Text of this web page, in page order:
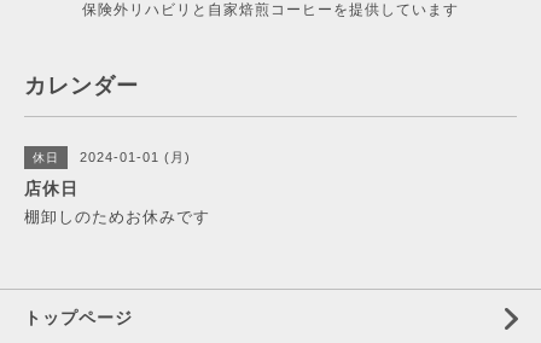
保険外リハビリと自家焙煎コーヒーを提供しています
カレンダー
休日 2024-01-01 (月)
店休日
棚卸しのためお休みです
トップページ